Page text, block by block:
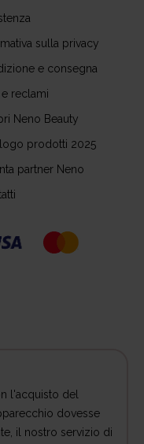
sulla privacy
e consegna
e reclami
Neno Beauty
prodotti 2025
partner Neno
l'acquisto del
dovesse
il nostro servizio di